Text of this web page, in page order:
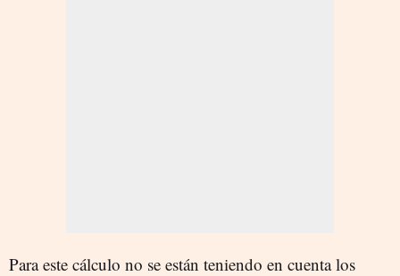
Para este cálculo no se están teniendo en cuenta los